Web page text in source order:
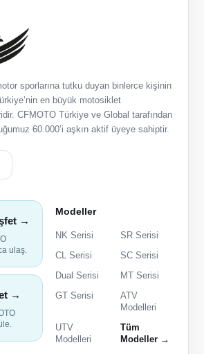
sporlarına tutku duyan binlerce kişinin
en büyük motosiklet
CFMOTO Türkiye ve Global tarafından
60.000’i aşkın aktif üyeye sahiptir.
→
ulaş.
→
Modeller
NK Serisi
SR Serisi
CL Serisi
SC Serisi
Dual Serisi
MT Serisi
GT Serisi
ATV
Modelleri
UTV
Modelleri
Tüm
Modeller →